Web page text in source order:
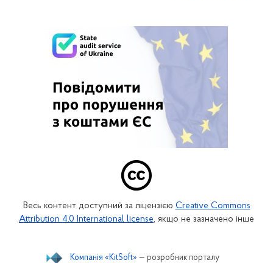
Весь контент доступний за ліцензією Creative Commons
Attribution 4.0 International license, якщо не зазначено інше
Компанія «KitSoft» — розробник порталу